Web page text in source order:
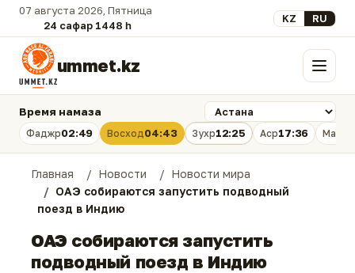
07 августа 2026, Пятница
24 сафар 1448 һ.
Выберите язык
KZ RU
ummet.kz Меню
Время намаза
Фаджр02:49 Восход04:43 Зухр12:25 Аср17:36
Главная Новости
Новости мира
ОАЭ собираются запустить подводный
поезд в Индию
ОАЭ собираются запустить
подводный поезд в Индию